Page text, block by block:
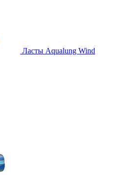
Ласты Aqualung Wind